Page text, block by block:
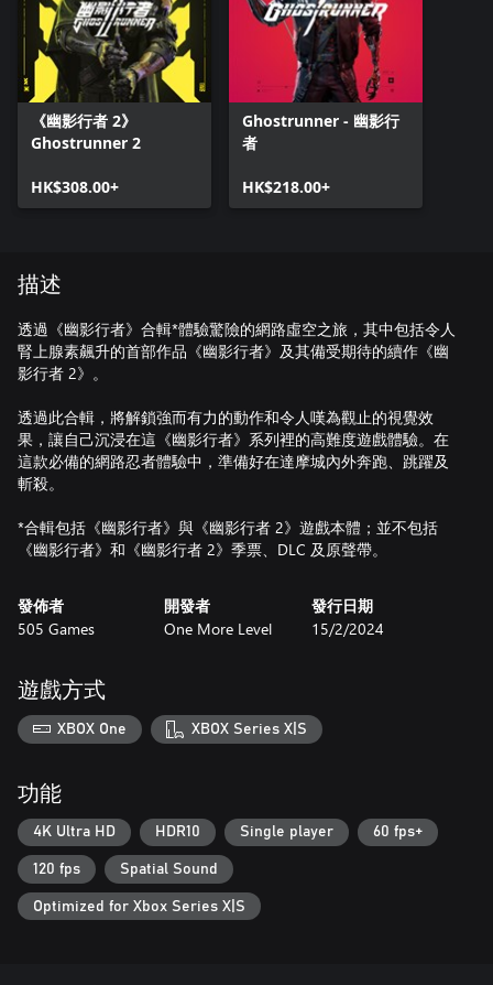
《幽影行者 2》
Ghostrunner 2
HK$308.00+
Ghostrunner - 幽影行
者
HK$218.00+
描述
透過《幽影行者》合輯*體驗驚險的網路虛空之旅，其中包括令人
腎上腺素飆升的首部作品《幽影行者》及其備受期待的續作《幽
影行者 2》。
透過此合輯，將解鎖強而有力的動作和令人嘆為觀止的視覺效
果，讓自己沉浸在這《幽影行者》系列裡的高難度遊戲體驗。在
這款必備的網路忍者體驗中，準備好在達摩城內外奔跑、跳躍及
斬殺。
*合輯包括《幽影行者》與《幽影行者 2》遊戲本體；並不包括
《幽影行者》和《幽影行者 2》季票、DLC 及原聲帶。
發佈者
505 Games
開發者
One More Level
發行日期
15/2/2024
遊戲方式
XBOX One XBOX Series X|S
功能
4K Ultra HD HDR10 Single player 60 fps+
120 fps Spatial Sound
Optimized for Xbox Series X|S